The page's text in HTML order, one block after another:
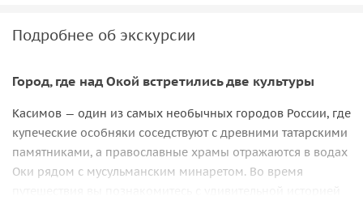
Подробнее об экскурсии
Город, где над Окой встретились две культуры
Касимов — один из самых необычных городов России, где
купеческие особняки соседствуют с древними татарскими
памятниками, а православные храмы отражаются в водах
Оки рядом с мусульманским минаретом. Во время